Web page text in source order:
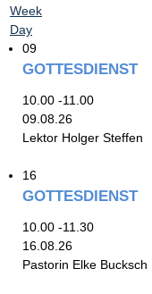
Week
Day
09
GOTTESDIENST
10.00 -11.00
09.08.26
Lektor Holger Steffen
16
GOTTESDIENST
10.00 -11.30
16.08.26
Pastorin Elke Bucksch